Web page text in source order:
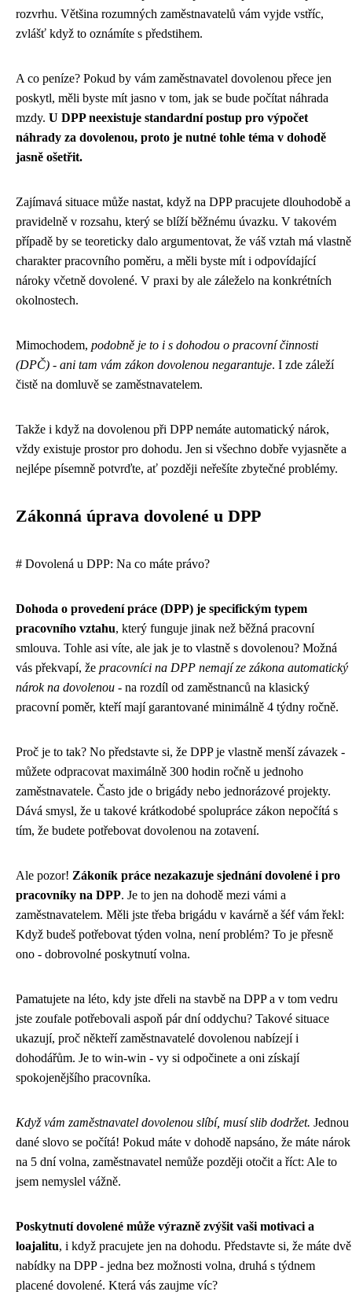
rozvrhu. Většina rozumných zaměstnavatelů vám vyjde vstříc,
zvlášť když to oznámíte s předstihem.
A co peníze? Pokud by vám zaměstnavatel dovolenou přece jen
poskytl, měli byste mít jasno v tom, jak se bude počítat náhrada
mzdy. U DPP neexistuje standardní postup pro výpočet
náhrady za dovolenou, proto je nutné tohle téma v dohodě
jasně ošetřit.
Zajímavá situace může nastat, když na DPP pracujete dlouhodobě a
pravidelně v rozsahu, který se blíží běžnému úvazku. V takovém
případě by se teoreticky dalo argumentovat, že váš vztah má vlastně
charakter pracovního poměru, a měli byste mít i odpovídající
nároky včetně dovolené. V praxi by ale záleželo na konkrétních
okolnostech.
Mimochodem, podobně je to i s dohodou o pracovní činnosti
(DPČ) - ani tam vám zákon dovolenou negarantuje. I zde záleží
čistě na domluvě se zaměstnavatelem.
Takže i když na dovolenou při DPP nemáte automatický nárok,
vždy existuje prostor pro dohodu. Jen si všechno dobře vyjasněte a
nejlépe písemně potvrďte, ať později neřešíte zbytečné problémy.
Zákonná úprava dovolené u DPP
# Dovolená u DPP: Na co máte právo?
Dohoda o provedení práce (DPP) je specifickým typem
pracovního vztahu, který funguje jinak než běžná pracovní
smlouva. Tohle asi víte, ale jak je to vlastně s dovolenou? Možná
vás překvapí, že pracovníci na DPP nemají ze zákona automatický
nárok na dovolenou - na rozdíl od zaměstnanců na klasický
pracovní poměr, kteří mají garantované minimálně 4 týdny ročně.
Proč je to tak? No představte si, že DPP je vlastně menší závazek -
můžete odpracovat maximálně 300 hodin ročně u jednoho
zaměstnavatele. Často jde o brigády nebo jednorázové projekty.
Dává smysl, že u takové krátkodobé spolupráce zákon nepočítá s
tím, že budete potřebovat dovolenou na zotavení.
Ale pozor! Zákoník práce nezakazuje sjednání dovolené i pro
pracovníky na DPP. Je to jen na dohodě mezi vámi a
zaměstnavatelem. Měli jste třeba brigádu v kavárně a šéf vám řekl:
Když budeš potřebovat týden volna, není problém? To je přesně
ono - dobrovolné poskytnutí volna.
Pamatujete na léto, kdy jste dřeli na stavbě na DPP a v tom vedru
jste zoufale potřebovali aspoň pár dní oddychu? Takové situace
ukazují, proč někteří zaměstnavatelé dovolenou nabízejí i
dohodářům. Je to win-win - vy si odpočinete a oni získají
spokojenějšího pracovníka.
Když vám zaměstnavatel dovolenou slíbí, musí slib dodržet. Jednou
dané slovo se počítá! Pokud máte v dohodě napsáno, že máte nárok
na 5 dní volna, zaměstnavatel nemůže později otočit a říct: Ale to
jsem nemyslel vážně.
Poskytnutí dovolené může výrazně zvýšit vaši motivaci a
loajalitu, i když pracujete jen na dohodu. Představte si, že máte dvě
nabídky na DPP - jedna bez možnosti volna, druhá s týdnem
placené dovolené. Která vás zaujme víc?